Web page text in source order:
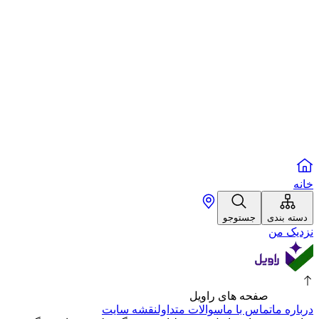
خانه
دسته بندی جستوجو
نزدیک من
صفحه های راویل
درباره ماتماس با ماسوالات متداولنقشه سایت